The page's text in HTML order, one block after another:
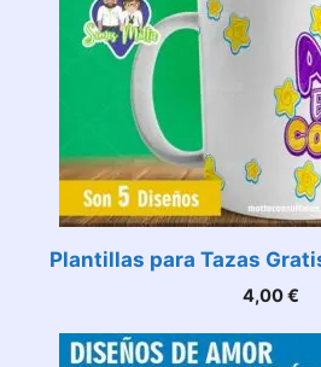
Plantillas para Tazas
4,00€